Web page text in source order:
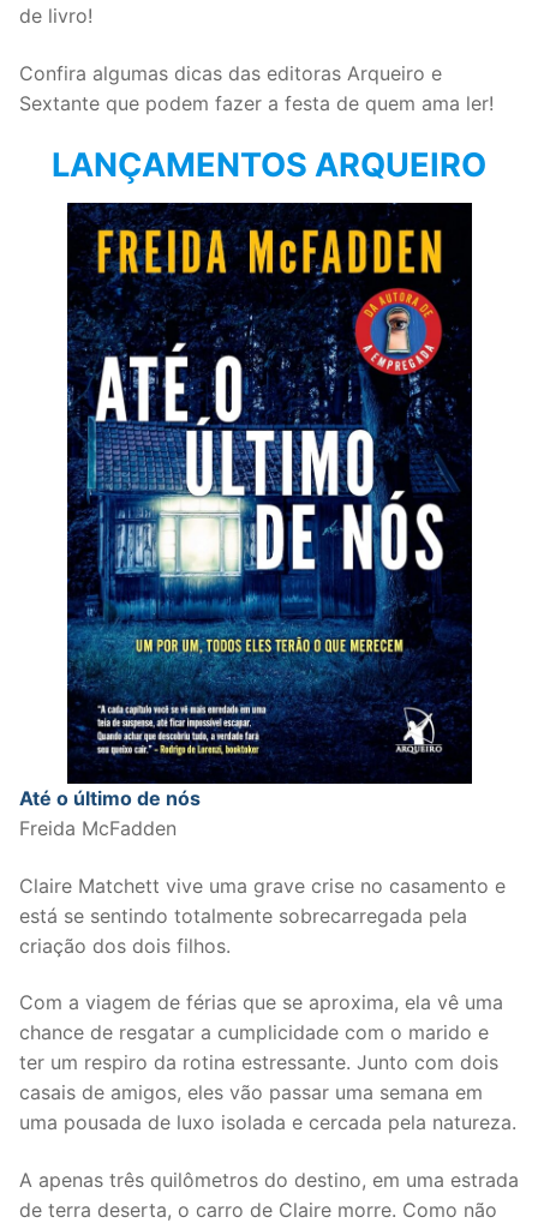
de livro!
Confira algumas dicas das editoras Arqueiro e
Sextante que podem fazer a festa de quem ama ler!
LANÇAMENTOS ARQUEIRO
Até o último de nós
Freida McFadden
Claire Matchett vive uma grave crise no casamento e
está se sentindo totalmente sobrecarregada pela
criação dos dois filhos.
Com a viagem de férias que se aproxima, ela vê uma
chance de resgatar a cumplicidade com o marido e
ter um respiro da rotina estressante. Junto com dois
casais de amigos, eles vão passar uma semana em
uma pousada de luxo isolada e cercada pela natureza.
A apenas três quilômetros do destino, em uma estrada
de terra deserta, o carro de Claire morre. Como não